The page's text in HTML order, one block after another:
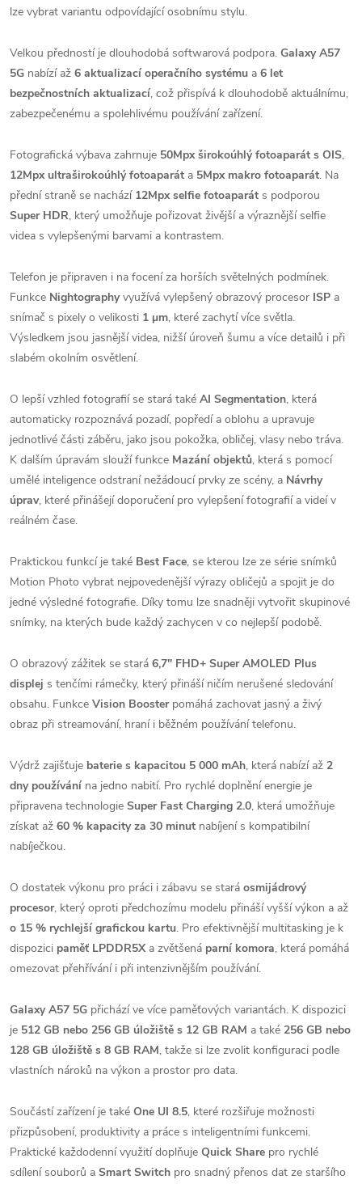
lze vybrat variantu odpovídající osobnímu stylu.
Velkou předností je dlouhodobá softwarová podpora. Galaxy A57
5G nabízí až 6 aktualizací operačního systému a 6 let
bezpečnostních aktualizací, což přispívá k dlouhodobě aktuálnímu,
zabezpečenému a spolehlivému používání zařízení.
Fotografická výbava zahrnuje 50Mpx širokoúhlý fotoaparát s OIS,
12Mpx ultraširokoúhlý fotoaparát a 5Mpx makro fotoaparát. Na
přední straně se nachází 12Mpx selfie fotoaparát s podporou
Super HDR, který umožňuje pořizovat živější a výraznější selfie
videa s vylepšenými barvami a kontrastem.
Telefon je připraven i na focení za horších světelných podmínek.
Funkce Nightographyvyužívá vylepšený obrazový procesor ISP a
snímač s pixely o velikosti 1 μm, které zachytí více světla.
Výsledkem jsou jasnější videa, nižší úroveň šumu a více detailů i při
slabém okolním osvětlení.
O lepší vzhled fotografií se stará také AI Segmentation, která
automaticky rozpoznává pozadí, popředí a oblohu a upravuje
jednotlivé části záběru, jako jsou pokožka, obličej, vlasy nebo tráva.
K dalším úpravám slouží funkce Mazání objektů, která s pomocí
umělé inteligence odstraní nežádoucí prvky ze scény, a Návrhy
úprav, které přinášejí doporučení pro vylepšení fotografií a videí v
reálném čase.
Praktickou funkcí je také Best Face, se kterou lze ze série snímků
Motion Photo vybrat nejpovedenější výrazy obličejů a spojit je do
jedné výsledné fotografie. Díky tomu lze snadněji vytvořit skupinové
snímky, na kterých bude každý zachycen v co nejlepší podobě.
O obrazový zážitek se stará 6,7" FHD+ Super AMOLED Plus
displej s tenčími rámečky, který přináší ničím nerušené sledování
obsahu. Funkce Vision Boosterpomáhá zachovat jasný a živý
obraz při streamování, hraní i běžném používání telefonu.
Výdrž zajišťuje baterie s kapacitou 5 000 mAh, která nabízí až 2
dny používání na jedno nabití. Pro rychlé doplnění energie je
připravena technologie Super Fast Charging 2.0, která umožňuje
získat až 60 % kapacity za 30 minut nabíjení s kompatibilní
nabíječkou.
O dostatek výkonu pro práci i zábavu se stará osmijádrový
procesor, který oproti předchozímu modelu přináší vyšší výkon a až
o 15 % rychlejší grafickou kartu. Pro efektivnější multitasking je k
dispozici paměť LPDDR5X a zvětšená parní komora, která pomáhá
omezovat přehřívání i při intenzivnějším používání.
Galaxy A57 5G přichází ve více paměťových variantách. K dispozici
je 512 GB nebo 256 GB úložiště s 12 GB RAM a také 256 GB nebo
128 GB úložiště s 8 GB RAM, takže si lze zvolit konfiguraci podle
vlastních nároků na výkon a prostor pro data.
Součástí zařízení je také One UI 8.5, které rozšiřuje možnosti
přizpůsobení, produktivity a práce s inteligentními funkcemi.
Praktické každodenní využití doplňuje Quick Share pro rychlé
sdílení souborů a Smart Switch pro snadný přenos dat ze staršího